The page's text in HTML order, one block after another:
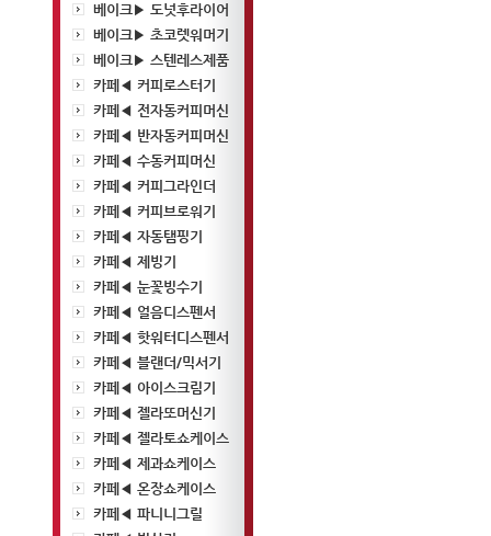
베이크▶ 도넛후라이어
베이크▶ 초코렛워머기
베이크▶ 스텐레스제품
카페◀ 커피로스터기
카페◀ 전자동커피머신
카페◀ 반자동커피머신
카페◀ 수동커피머신
카페◀ 커피그라인더
카페◀ 커피브로워기
카페◀ 자동탬핑기
카페◀ 제빙기
카페◀ 눈꽃빙수기
카페◀ 얼음디스펜서
카페◀ 핫워터디스펜서
카페◀ 블랜더/믹서기
카페◀ 아이스크림기
카페◀ 젤라또머신기
카페◀ 젤라토쇼케이스
카페◀ 제과쇼케이스
카페◀ 온장쇼케이스
카페◀ 파니니그릴